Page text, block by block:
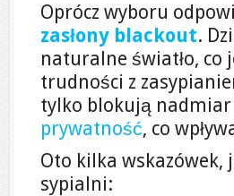
Oprócz wyboru
zasłony blackout.
naturalne światło, co
trudności z
tylko blokują nadmiar
prywatność, co
Oto kilka wskazówek,
sypialni: